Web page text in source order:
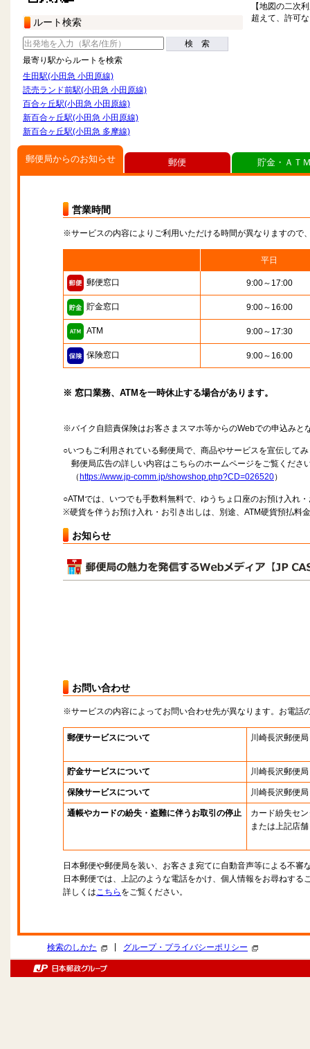
ルート検索
検 索
最寄り駅からルートを検索
生田駅(小田急 小田原線)
読売ランド前駅(小田急 小田原線)
百合ヶ丘駅(小田急 小田原線)
新百合ヶ丘駅(小田急 小田原線)
新百合ヶ丘駅(小田急 多摩線)
【地図の二次
超えて、許可
郵便局からのお知らせ
営業時間
※サービスの内容によりご利用いただける時間が異なりますので
平日
郵便窓口 9:00～17:00
貯金窓口 9:00～16:00
ATM 9:00～17:30
保険窓口 9:00～16:00
※ 窓口業務、ATMを一時休止する場合があります。
※バイク自賠責保険はお客さまスマホ等からのWebでの申込みと
○いつもご利用されている郵便局で、商品やサービスを宣伝して
郵便局広告の詳しい内容はこちらのホームページをご覧くださ
（ https://www.jp-comm.jp/showshop.php?CD=026520）
○ATMでは、いつでも手数料無料で、ゆうちょ口座のお預け入れ
※硬貨を伴うお預け入れ・お引き出しは、別途、ATM硬貨預払料
お知らせ
お問い合わせ
※サービスの内容によってお問い合わせ先が異なります。お電話
郵便サービスについて 川崎長沢郵便局
貯金サービスについて 川崎長沢郵便局
保険サービスについて 川崎長沢郵便局
通帳やカードの紛失・盗難に伴うお取引の停止
カード紛失セ
または上記店舗
日本郵便や郵便局を装い、お客さま宛てに自動音声等による不審
日本郵便では、上記のような電話をかけ、個人情報をお尋ねする
詳しくはこちら をご覧ください。
郵便 貯金・ＡＴ
検索のしかた グループ・プライバシーポリシー